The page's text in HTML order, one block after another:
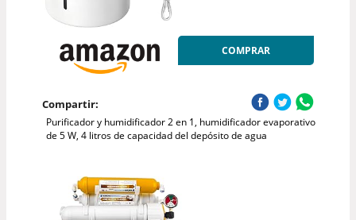
COMPRAR
Compartir:
Purificador y humidificador 2 en 1, humidificador evaporativo
de 5 W, 4 litros de capacidad del depósito de agua